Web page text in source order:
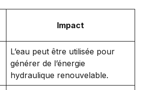
Impact
L’eau peut être utilisée pour
générer de l’énergie
hydraulique renouvelable.